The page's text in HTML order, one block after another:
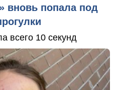
вновь попала под
всего 10 секунд